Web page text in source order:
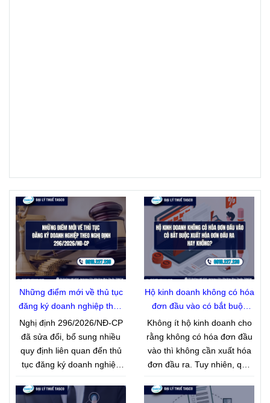
Những điểm mới về thủ tục
đăng ký doanh nghiệp theo
Nghị định 296/2026/NĐ-CP
Nghị định 296/2026/NĐ-CP
đã sửa đổi, bổ sung nhiều
quy định liên quan đến thủ
tục đăng ký doanh nghiệp
mạnh chuyển đổi số và đơn
Hộ kinh doanh không có hóa
đơn đầu vào có bắt buộc
xuất hóa đơn đầu ra hay
không?
Không ít hộ kinh doanh cho
rằng không có hóa đơn đầu
vào thì không cần xuất hóa
đơn đầu ra. Tuy nhiên, quy
không quy định như vậy. Bài